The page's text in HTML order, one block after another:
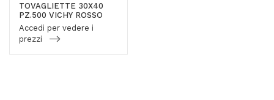
TOVAGLIETTE 30X40
PZ.500 VICHY ROSSO
Accedi per vedere i
prezzi